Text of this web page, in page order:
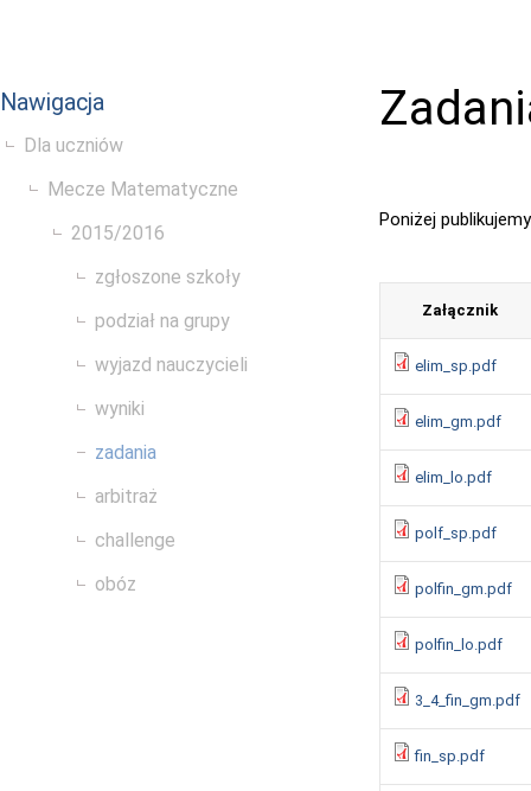
Nawigacja
Dla uczniów
Mecze Matematyczne
2015/2016
zgłoszone szkoły
podział na grupy
wyjazd nauczycieli
wyniki
zadania
arbitraż
challenge
obóz
Poniżej
Załącznik
elim_sp.pdf
elim_gm.pdf
elim_lo.pdf
polf_sp.pdf
polfin_gm.pdf
polfin_lo.pdf
3_4_fin_gm.pdf
fin_sp.pdf